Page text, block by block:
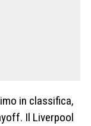
in classifica,
Il Liverpool